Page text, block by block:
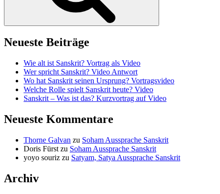
Neueste Beiträge
Wie alt ist Sanskrit? Vortrag als Video
Wer spricht Sanskrit? Video Antwort
Wo hat Sanskrit seinen Ursprung? Vortragsvideo
Welche Rolle spielt Sanskrit heute? Video
Sanskrit – Was ist das? Kurzvortrag auf Video
Neueste Kommentare
Thorne Galvan zu Soham Aussprache Sanskrit
Doris Fürst zu Soham Aussprache Sanskrit
yoyo souriz zu Satyam, Satya Aussprache Sanskrit
Archiv